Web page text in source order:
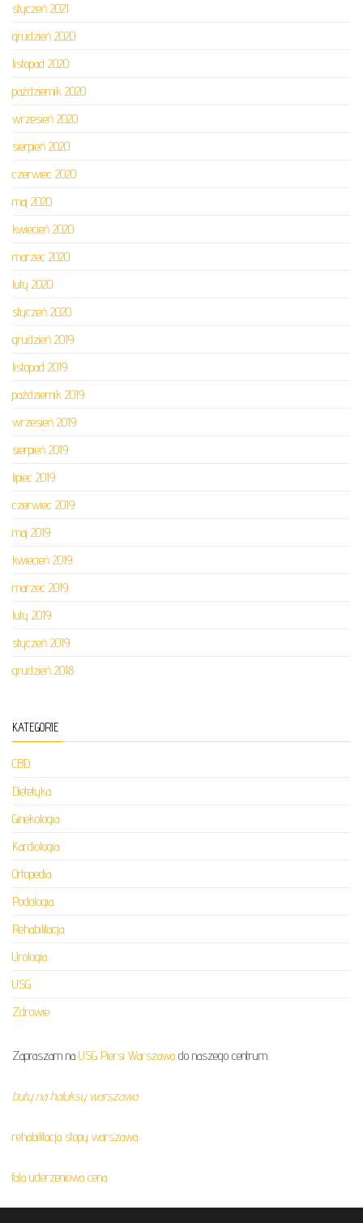
styczeń 2021
grudzień 2020
listopad 2020
październik 2020
wrzesień 2020
sierpień 2020
czerwiec 2020
maj 2020
kwiecień 2020
marzec 2020
luty 2020
styczeń 2020
grudzień 2019
listopad 2019
październik 2019
wrzesień 2019
sierpień 2019
lipiec 2019
czerwiec 2019
maj 2019
kwiecień 2019
marzec 2019
luty 2019
styczeń 2019
grudzień 2018
KATEGORIE
CBD
Dietetyka
Ginekologia
Kardiologia
Ortopedia
Podologia
Rehabilitacja
Urologia
USG
Zdrowie
Zapraszam na USG Piersi Warszawa do naszego centrum.
buty na haluksy warszawa
rehabilitacja stopy warszawa
fala uderzeniowa cena